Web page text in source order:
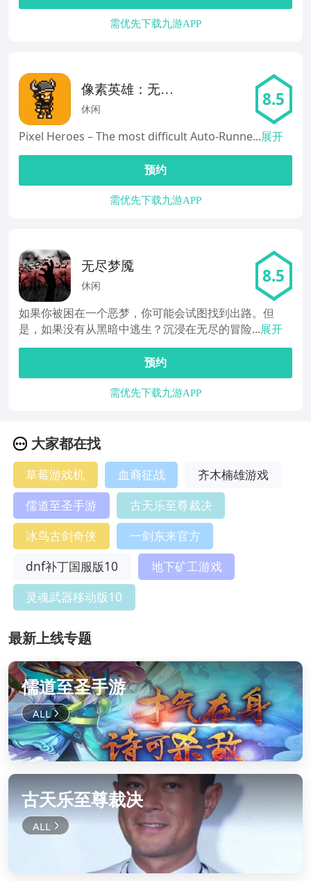
需优先下载九游APP
像素英雄：无尽
跑酷
休闲 8.5
Pixel Heroes – The most difficult Auto-Runne...展开
预约
需优先下载九游APP
无尽梦魇
休闲 8.5
如果你被困在一个恶梦，你可能会试图找到出路。但
是，如果没有从黑暗中逃生？沉浸在无尽的冒险...展开
预约
需优先下载九游APP
大家都在找
草莓游戏机 血裔征战
齐木楠雄游戏
儒道至圣手游
古天乐至尊裁决
冰鸟古剑奇侠
一剑东来官方
dnf补丁国服版10
地下矿工游戏
灵魂武器移动版10
最新上线专题
儒道至圣手游
古天乐至尊裁决